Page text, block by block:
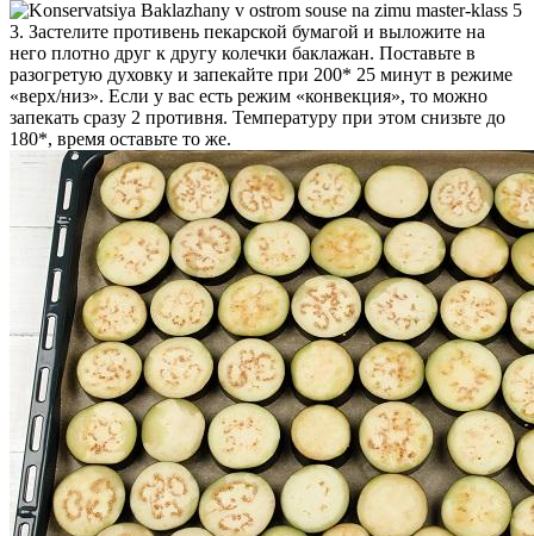
3. Застелите противень пекарской бумагой и выложите на
него плотно друг к другу колечки баклажан. Поставьте в
разогретую духовку и запекайте при 200* 25 минут в режиме
«верх/низ». Если у вас есть режим «конвекция», то можно
запекать сразу 2 противня. Температуру при этом снизьте до
180*, время оставьте то же.